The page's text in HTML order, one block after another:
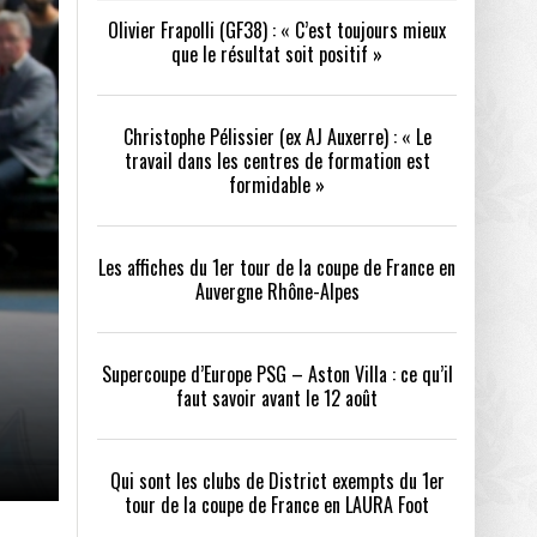
- 24/07/2026
- 21/07/2026
a tenu toutes ses promesses - 04/07/2026
PSG – ASTON VILLA :
AVANT LE 12 AOÛT
QUI SONT LES CLUBS DE DISTRICT EXEMPTS
DU 1ER TOUR DE LA COUPE DE FRANCE EN
LAURA FOOT
Olivier Frapolli (GF38) : « C’est toujours mieux
que le résultat soit positif »
Christophe Pélissier (ex AJ Auxerre) : « Le
travail dans les centres de formation est
formidable »
Les affiches du 1er tour de la coupe de France en
Auvergne Rhône-Alpes
Supercoupe d’Europe PSG – Aston Villa : ce qu’il
faut savoir avant le 12 août
Qui sont les clubs de District exempts du 1er
tour de la coupe de France en LAURA Foot